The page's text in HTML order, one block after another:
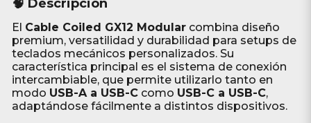
🧠 Descripción
El Cable Coiled GX12 Modularcombina diseño
premium, versatilidad y durabilidad para setups de
teclados mecánicos personalizados. Su
característica principal es el sistema de conexión
intercambiable, que permite utilizarlo tanto en
modo USB-A a USB-Ccomo USB-C a USB-C,
adaptándose fácilmente a distintos dispositivos.